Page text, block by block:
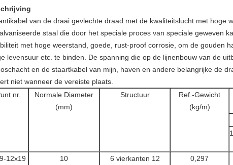
van de draai gevlechte draad met de kwaliteitslucht met hoge
staal die door het speciale proces van speciale geweven
met hoge weerstand, goede, rust-proof corrosie, om de gouden
levensuur etc. te binden. De spanning die op de lijnenbouw van de
en de staartkabel van mijn, haven en andere belangrijke de
niet wanneer de vereiste plaats.
nr.
Normale Diameter
(mm)
Structuur
Ref.-Gewicht
(kg/m)
12x19
10
6 vierkanten 12
0,297